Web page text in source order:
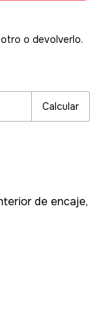
o devolverlo.
Calcular
de encaje,